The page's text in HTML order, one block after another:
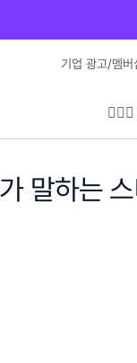
기업 광고/멤버
말하는